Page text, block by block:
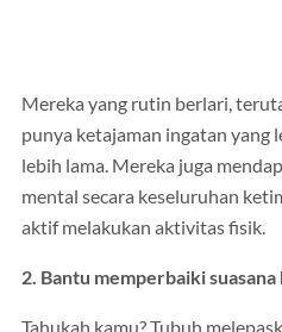
Mereka yang rutin berlari,
punya ketajaman ingatan yang
lebih lama. Mereka juga
mental secara keseluruhan
aktif melakukan aktivitas fisik.
2. Bantu memperbaiki suasana
Tahukah kamu? Tubuh